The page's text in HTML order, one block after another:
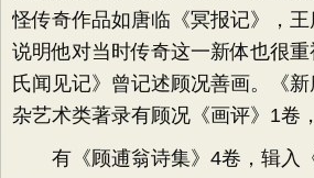
怪传奇作品如唐临《冥报记》，王
说明他对当时传奇这一新体也很
氏闻见记》曾记述顾况善画。《
杂艺术类著录有顾况《画评》1卷
有《顾逋翁诗集》4卷，辑入